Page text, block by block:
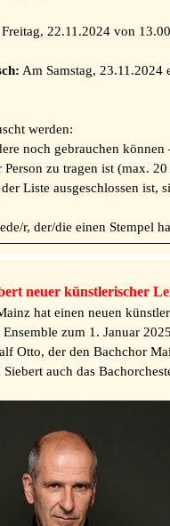
22.11.2024 von
Am Samstag,
werden:
noch gebrauchen
Person zu tragen ist (max.
Liste ausgeschlossen ist,
r, der/die einen Stempel
neuer künstlerischer
hat einen neuen
zum 1. Januar
Otto, der den Bachchor
auch das